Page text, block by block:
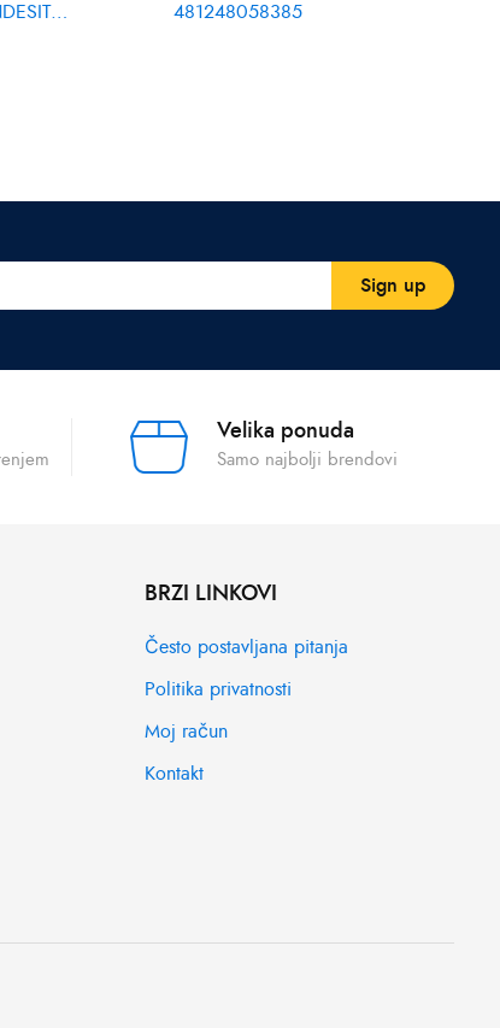
481248058385
Velika ponuda
Samo najbolji brendovi
BRZI LINKOVI
Često postavljana pitanja
Politika privatnosti
Moj račun
Kontakt